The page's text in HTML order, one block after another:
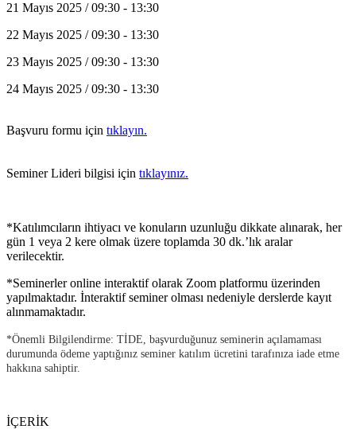
21 Mayıs 2025 / 09:30 - 13:30
22 Mayıs 2025 / 09:30 - 13:30
23 Mayıs 2025 / 09:30 - 13:30
24 Mayıs 2025 / 09:30 - 13:30
Başvuru formu için tıklayın.
Seminer Lideri bilgisi için tıklayınız.
*Katılımcıların ihtiyacı ve konuların uzunluğu dikkate alınarak, her
gün 1 veya 2 kere olmak üzere toplamda 30 dk.’lık aralar
verilecektir.
*Seminerler online interaktif olarak Zoom platformu üzerinden
yapılmaktadır. İnteraktif seminer olması nedeniyle derslerde kayıt
alınmamaktadır.
*Önemli Bilgilendirme: TİDE, başvurduğunuz seminerin açılamaması
durumunda ödeme yaptığınız seminer katılım ücretini tarafınıza iade etme
hakkına sahiptir.
İÇERİK